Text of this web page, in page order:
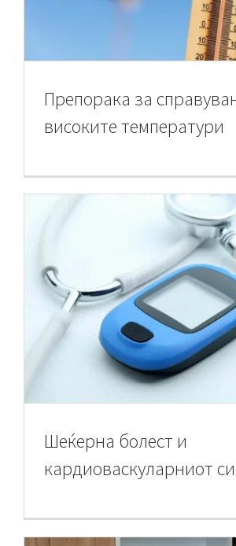
Препорака за
високите температури
Шеќерна болест и
кардиоваскуларниот